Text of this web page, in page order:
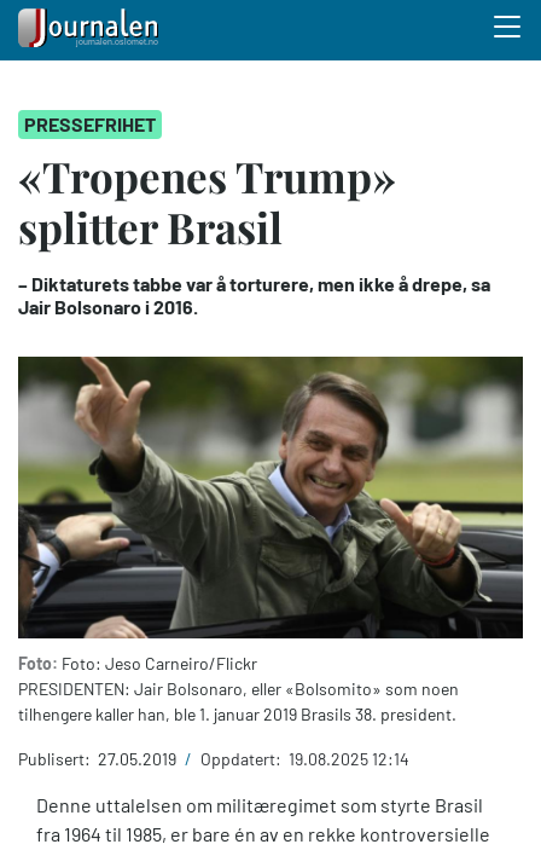
hovedinnhold
PRESSEFRIHET
«Tropenes Trump»
splitter Brasil
– Diktaturets tabbe var å torturere, men ikke å drepe, sa
Jair Bolsonaro i 2016.
Foto: Foto: Jeso Carneiro/Flickr
PRESIDENTEN: Jair Bolsonaro, eller «Bolsomito» som noen
tilhengere kaller han, ble 1. januar 2019 Brasils 38. president.
Publisert: 27.05.2019 / Oppdatert: 19.08.2025 12:14
Denne uttalelsen om militæregimet som styrte Brasil
fra 1964 til 1985, er bare én av en rekke kontroversielle